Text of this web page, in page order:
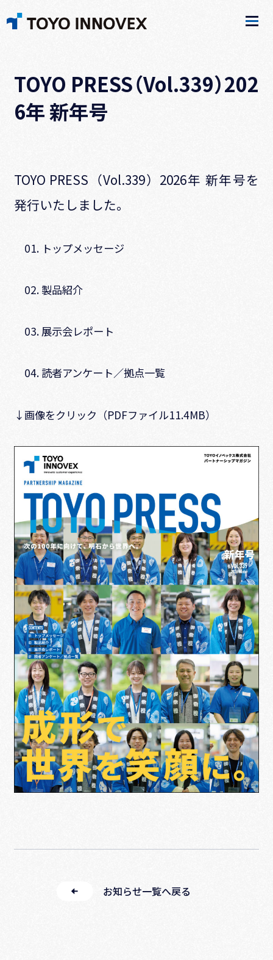
TOYO PRESS（Vol.339）202
6年 新年号
TOYO PRESS（Vol.339）2026年 新年号を
発行いたしました。
01. トップメッセージ
02. 製品紹介
03. 展示会レポート
04. 読者アンケート／拠点一覧
↓画像をクリック（PDFファイル11.4MB）
お知らせ一覧へ戻る